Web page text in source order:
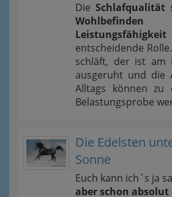
Die Schlafqualität
Leistungsfähigkeit
entscheidende
schläft, der ist am
ausgeruht und die
Alltags können zu
Belastungsprobe
Die Edelsten
Sonne
Euch kann ich´s ja
aber schon